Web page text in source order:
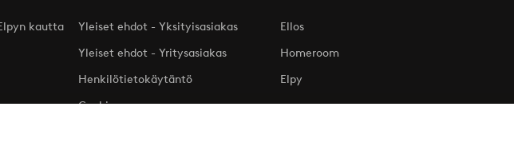
kautta
Yleiset ehdot - Yksityisasiakas
Yleiset ehdot - Yritysasiakas
Henkilötietokäytäntö
Cookies
Ellos
Homeroom
Elpy